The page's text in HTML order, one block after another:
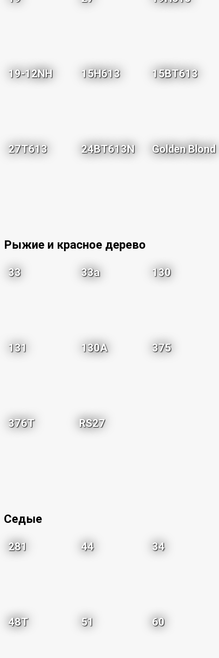
19-12NH 15H613 15BT613
27T613 24BT613N Golden Blond
Рыжие и красное дерево
33 33a 130
131 130A 375
376T RS27
Седые
281 44 34
48T 51 60